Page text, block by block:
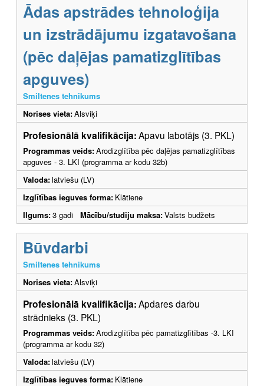
Ādas apstrādes tehnoloģija
un izstrādājumu izgatavošana
(pēc daļējas pamatizglītības
apguves)
Smiltenes tehnikums
Norises vieta:Alsviķi
Profesionālā kvalifikācija:Apavu labotājs (3. PKL)
Programmas veids:Arodizglītība pēc daļējas pamatizglītības
apguves - 3. LKI (programma ar kodu 32b)
Valoda:latviešu (LV)
Izglītības ieguves forma: Klātiene
Ilgums:3 gadi Mācību/studiju maksa:Valsts budžets
Būvdarbi
Smiltenes tehnikums
Norises vieta:Alsviķi
Profesionālā kvalifikācija:Apdares darbu
strādnieks (3. PKL)
Programmas veids:Arodizglītība pēc pamatizglītības -3. LKI
(programma ar kodu 32)
Valoda:latviešu (LV)
Izglītības ieguves forma: Klātiene